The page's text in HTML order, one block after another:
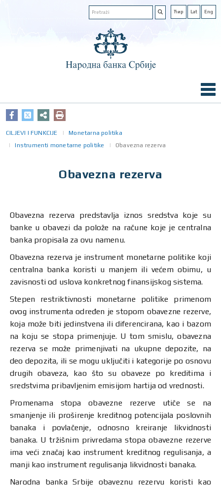
Ћир Lat Eng
CILJEVI I FUNKCIJE
Monetarna politika
Instrumenti monetarne politike
Obavezna rezerva
Obavezna rezerva
Obavezna rezerva predstavlja iznos sredstva koje su
banke u obavezi da polože na račune koje je centralna
banka propisala za ovu namenu.
Obavezna rezerva je instrument monetarne politike koji
centralna banka koristi u manjem ili većem obimu, u
zavisnosti od uslova konkretnog finansijskog sistema.
Stepen restriktivnosti monetarne politike primenom
ovog instrumenta određen je stopom obavezne rezerve,
koja može biti jedinstvena ili diferencirana, kao i bazom
na koju se stopa primenjuje. U tom smislu, obavezna
rezerva se može primenjivati na ukupne depozite, na
deo depozita, ili se mogu uključiti i kategorije po osnovu
drugih obaveza, kao što su obaveze po kreditima i
sredstvima pribavljenim emisijom hartija od vrednosti.
Promenama stopa obavezne rezerve utiče se na
smanjenje ili proširenje kreditnog potencijala poslovnih
banaka i povlačenje, odnosno kreiranje likvidnosti
banaka. U tržišnim privredama stopa obavezne rezerve
ima veći značaj kao instrument kreditnog regulisanja, a
manji kao instrument regulisanja likvidnosti banaka.
Narodna banka Srbije obaveznu rezervu koristi kao